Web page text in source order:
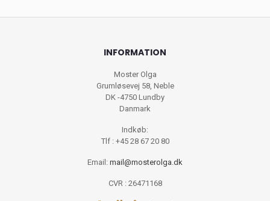
INFORMATION
Moster Olga
Grumløsevej 58, Neble
DK -4750 Lundby
Danmark
Indkøb:
Tlf : +45 28 67 20 80
Email: mail@mosterolga.dk
CVR : 26471168